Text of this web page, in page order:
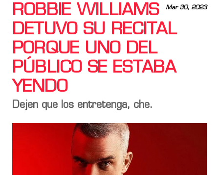
Mar 30, 2023
ROBBIE WILLIAMS
DETUVO SU RECITAL
PORQUE UNO DEL
PÚBLICO SE ESTABA
YENDO
Dejen que los entretenga, che.